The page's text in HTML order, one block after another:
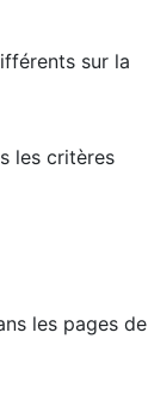
sur la
les critères
les pages de